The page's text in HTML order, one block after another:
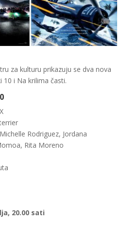
za kulturu prikazuju se dva nova
10 i Na krilima časti.
Rodriguez, Jordana
Rita Moreno
20.00 sati